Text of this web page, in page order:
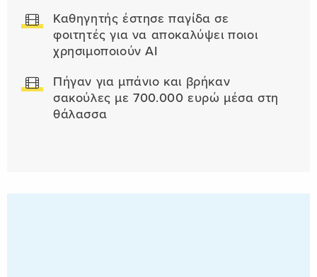
Καθηγητής έστησε παγίδα σε
φοιτητές για να αποκαλύψει ποιοι
χρησιμοποιούν AI
Πήγαν για μπάνιο και βρήκαν
σακούλες με 700.000 ευρώ μέσα στη
θάλασσα